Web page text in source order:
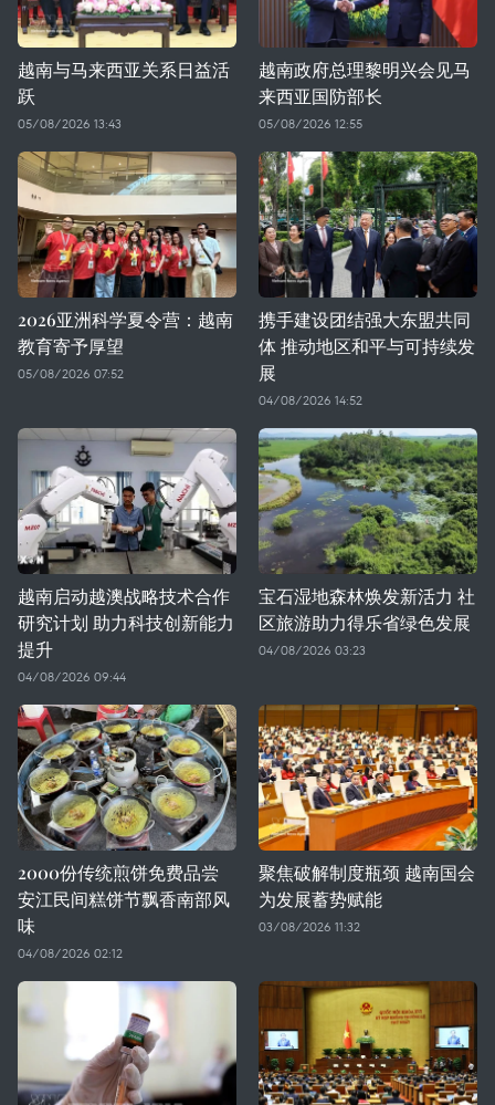
越南与马来西亚关系日益活
跃
05/08/2026 13:43
越南政府总理黎明兴会见马
来西亚国防部长
05/08/2026 12:55
2026亚洲科学夏令营：越南
教育寄予厚望
05/08/2026 07:52
携手建设团结强大东盟共同
体 推动地区和平与可持续发
展
04/08/2026 14:52
越南启动越澳战略技术合作
研究计划 助力科技创新能力
提升
04/08/2026 09:44
宝石湿地森林焕发新活力 社
区旅游助力得乐省绿色发展
04/08/2026 03:23
2000份传统煎饼免费品尝
安江民间糕饼节飘香南部风
味
04/08/2026 02:12
聚焦破解制度瓶颈 越南国会
为发展蓄势赋能
03/08/2026 11:32